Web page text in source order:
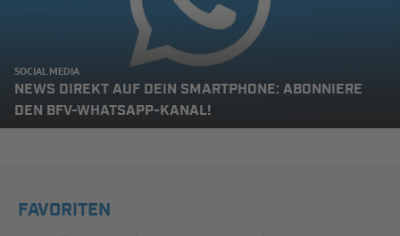
SOCIAL MEDIA
NEWS DIREKT AUF DEIN SMARTPHONE: ABONNIERE
DEN BFV-WHATSAPP-KANAL!
FAVORITEN